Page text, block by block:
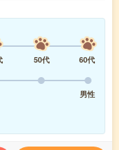
50代
60代
男性